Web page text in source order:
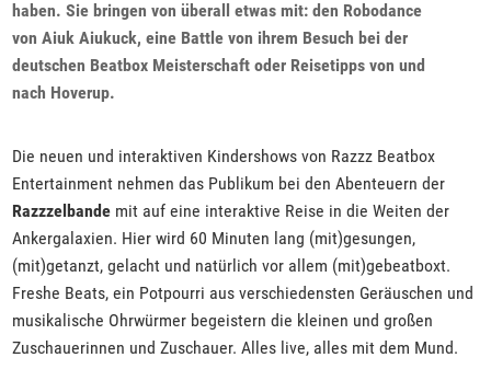
haben. Sie bringen von überall etwas mit: den Robodance
von Aiuk Aiukuck, eine Battle von ihrem Besuch bei der
deutschen Beatbox Meisterschaft oder Reisetipps von und
nach Hoverup.
Die neuen und interaktiven Kindershows von Razzz Beatbox
Entertainment nehmen das Publikum bei den Abenteuern der
Razzzelbande mit auf eine interaktive Reise in die Weiten der
Ankergalaxien. Hier wird 60 Minuten lang (mit)gesungen,
(mit)getanzt, gelacht und natürlich vor allem (mit)gebeatboxt.
Freshe Beats, ein Potpourri aus verschiedensten Geräuschen und
musikalische Ohrwürmer begeistern die kleinen und großen
Zuschauerinnen und Zuschauer. Alles live, alles mit dem Mund.